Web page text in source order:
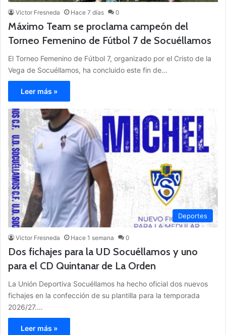
Victor Fresneda Hace 7 días 0
Máximo Team se proclama campeón del
Torneo Femenino de Fútbol 7 de Socuéllamos
El Torneo Femenino de Fútbol 7, organizado por el Cristo de la
Vega de Socuéllamos, ha concluido este fin de…
Leer más »
Deportes
Victor Fresneda Hace 1 semana 0
Dos fichajes para la UD Socuéllamos y uno
para el CD Quintanar de La Orden
La Unión Deportiva Socuéllamos ha hecho oficial dos nuevos
fichajes en la confección de su plantilla para la temporada
2026/27.…
Leer más »